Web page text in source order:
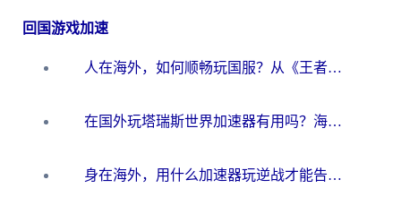
回国游戏加速
人在海外，如何顺畅玩国服？从《王者荣耀》到《云图计划》的加速器终极指南
在国外玩塔瑞斯世界加速器有用吗？海外玩家亲测后的真实答案
身在海外，用什么加速器玩逆战才能告别延迟？